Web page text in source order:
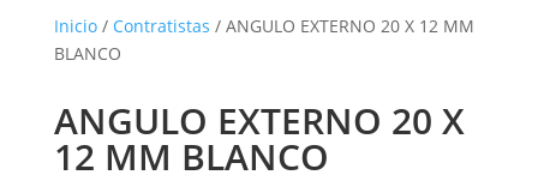
Inicio/ Contratistas / ANGULO EXTERNO 20 X 12 MM
BLANCO
ANGULO EXTERNO 20 X
12 MM BLANCO